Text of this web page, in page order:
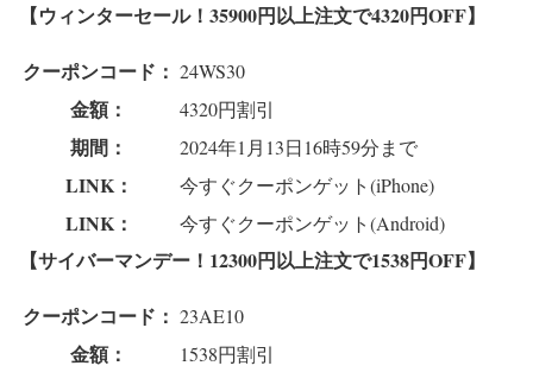
【ウィンターセール！35900円以上注文で4320円OFF】
クーポンコード： 24WS30
金額： 4320円割引
期間： 2024年1月13日16時59分まで
LINK： 今すぐクーポンゲット(iPhone)
LINK： 今すぐクーポンゲット(Android)
【サイバーマンデー！12300円以上注文で1538円OFF】
クーポンコード： 23AE10
金額： 1538円割引